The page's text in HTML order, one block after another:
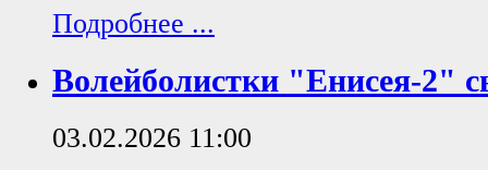
Подробнее ...
Волейболистки "Енисея-2"
03.02.2026 11:00